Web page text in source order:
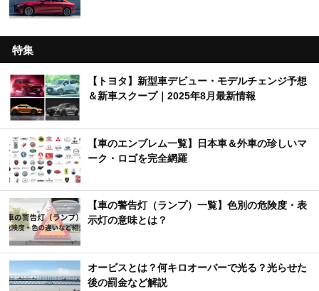
特集
【トヨタ】新型車デビュー・モデルチェンジ予想
＆新車スクープ｜2025年8月最新情報
【車のエンブレム一覧】日本車＆外車の珍しいマ
ーク・ロゴを完全網羅
【車の警告灯（ランプ）一覧】色別の危険度・表
示灯の意味とは？
オービスとは？何キロオーバーで光る？光らせた
後の罰金など解説